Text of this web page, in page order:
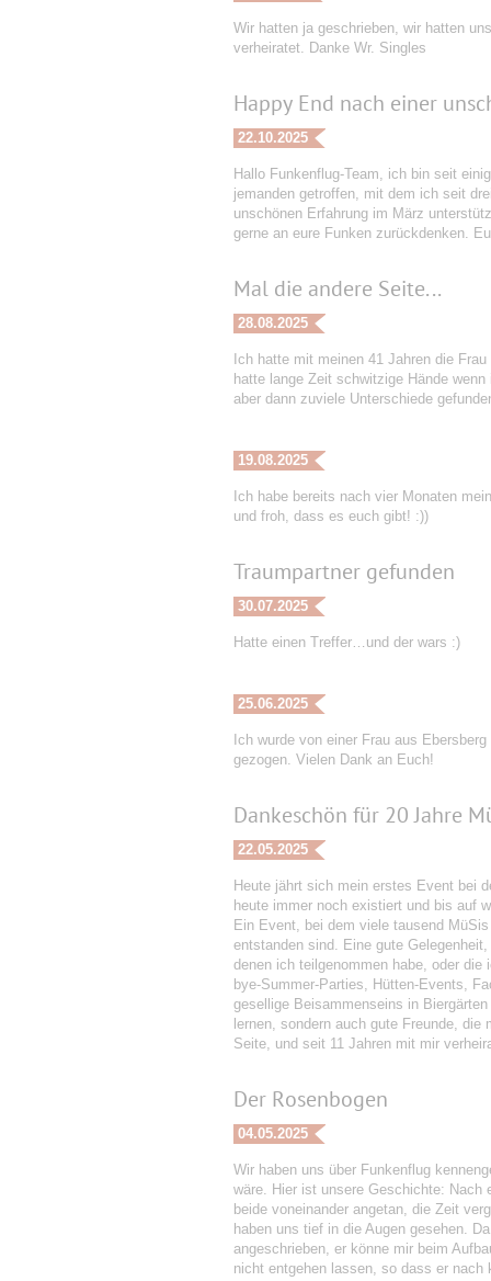
Wir hatten ja geschrieben, wir hatten
verheiratet. Danke Wr. Singles
Happy End nach einer
22.10.2025
Hallo Funkenflug-Team, ich bin seit
jemanden getroffen, mit dem ich seit
unschönen Erfahrung im März
gerne an eure Funken zurückdenken.
Mal die andere Seite...
28.08.2025
Ich hatte mit meinen 41 Jahren die
hatte lange Zeit schwitzige Hände
aber dann zuviele Unterschiede
19.08.2025
Ich habe bereits nach vier Monaten
und froh, dass es euch gibt! :))
Traumpartner gefunden
30.07.2025
Hatte einen Treffer…und der wars :)
25.06.2025
Ich wurde von einer Frau aus
gezogen. Vielen Dank an Euch!
Dankeschön für 20 Jahre
22.05.2025
Heute jährt sich mein erstes Event bei
heute immer noch existiert und bis auf
Ein Event, bei dem viele tausend
entstanden sind. Eine gute
denen ich teilgenommen habe, oder die
bye-Summer-Parties, Hütten-Events,
gesellige Beisammenseins in
lernen, sondern auch gute Freunde,
Seite, und seit 11 Jahren mit mir
Der Rosenbogen
04.05.2025
Wir haben uns über Funkenflug
wäre. Hier ist unsere Geschichte: Nach
beide voneinander angetan, die Zeit
haben uns tief in die Augen gesehen.
angeschrieben, er könne mir beim
nicht entgehen lassen, so dass er